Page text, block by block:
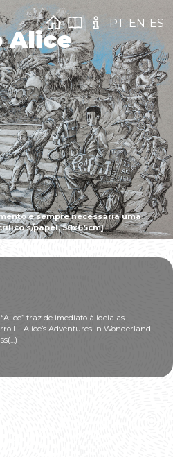
é sempre necessária uma
s/papel, 50x65cm]
Alice
PT EN ES
traz de imediato à ideia as
– Alice’s Adventures in Wonderland